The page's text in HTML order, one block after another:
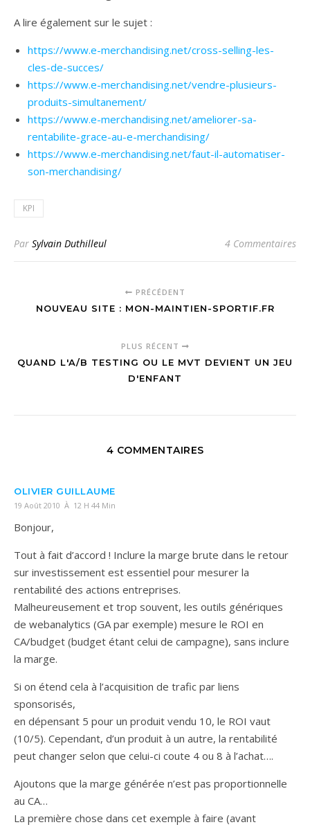
A lire également sur le sujet :
https://www.e-merchandising.net/cross-selling-les-
cles-de-succes/
https://www.e-merchandising.net/vendre-plusieurs-
produits-simultanement/
https://www.e-merchandising.net/ameliorer-sa-
rentabilite-grace-au-e-merchandising/
https://www.e-merchandising.net/faut-il-automatiser-
son-merchandising/
KPI
Par Sylvain Duthilleul 4 Commentaires
PRÉCÉDENT
NOUVEAU SITE : MON-MAINTIEN-SPORTIF.FR
PLUS RÉCENT
QUAND L'A/B TESTING OU LE MVT DEVIENT UN JEU
D'ENFANT
4 COMMENTAIRES
OLIVIER GUILLAUME
19 Août 2010 À 12 H 44 Min
Bonjour,
Tout à fait d’accord ! Inclure la marge brute dans le retour
sur investissement est essentiel pour mesurer la
rentabilité des actions entreprises.
Malheureusement et trop souvent, les outils génériques
de webanalytics (GA par exemple) mesure le ROI en
CA/budget (budget étant celui de campagne), sans inclure
la marge.
Si on étend cela à l’acquisition de trafic par liens
sponsorisés,
en dépensant 5 pour un produit vendu 10, le ROI vaut
(10/5). Cependant, d’un produit à un autre, la rentabilité
peut changer selon que celui-ci coute 4 ou 8 à l’achat….
Ajoutons que la marge générée n’est pas proportionnelle
au CA…
La première chose dans cet exemple à faire (avant